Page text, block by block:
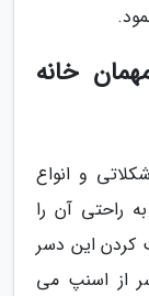
خانه
و انواع
راحتی آن را
کردن این دسر
از اسنپ می